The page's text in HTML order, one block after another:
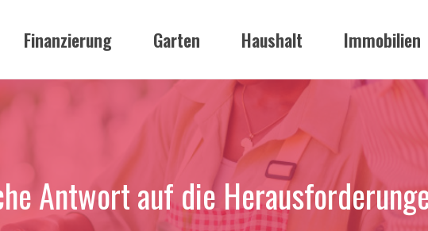
Finanzierung Garten Haushalt Immobilien
Antwort auf die